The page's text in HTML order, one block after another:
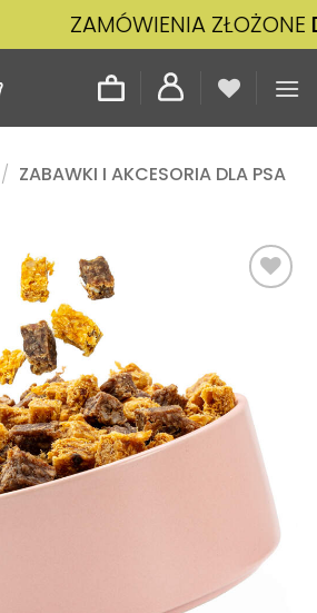
ZŁOŻONEDO 14:00
/ ZABAWKI I AKCESORIA DLA PSA